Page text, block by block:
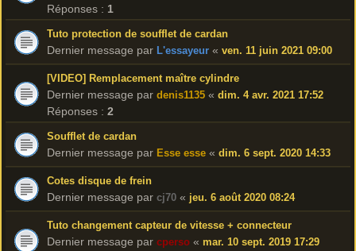
Réponses : 1
Tuto protection de soufflet de cardan
Dernier message par L'essayeur « ven. 11 juin 2021 09:00
[VIDEO] Remplacement maître cylindre
Dernier message par denis1135 « dim. 4 avr. 2021 17:52
Réponses : 2
Soufflet de cardan
Dernier message par Esse esse « dim. 6 sept. 2020 14:33
Cotes disque de frein
Dernier message par cj70 « jeu. 6 août 2020 08:24
Tuto changement capteur de vitesse + connecteur
Dernier message par cperso « mar. 10 sept. 2019 17:29